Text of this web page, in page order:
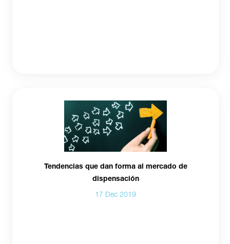
Tendencias que dan forma al mercado de
dispensación
17 Dec 2019